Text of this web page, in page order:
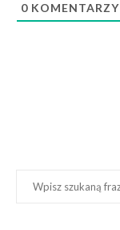
0 KOMENTARZY